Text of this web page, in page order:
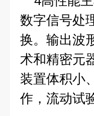
数字信号处
换。输出波
术和精密元
装置体积小
作，流动试